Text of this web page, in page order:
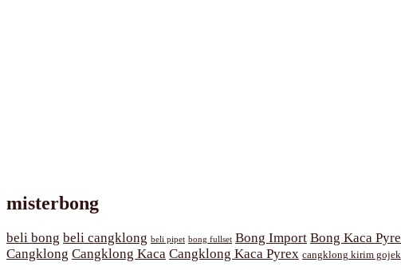
misterbong
beli bong beli cangklong beli pipet bong fullset Bong Import Bong Kaca
Cangklong Cangklong Kaca Cangklong Kaca Pyrex cangklong kirim gojek